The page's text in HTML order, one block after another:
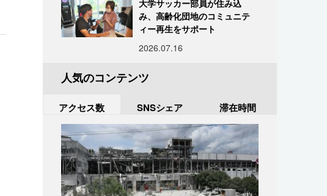
大学サッカー部員が住み込
み、高齢化団地のコミュニテ
ィー再生をサポート
2026.07.16
人気のコンテンツ
アクセス数 SNSシェア 滞在時間